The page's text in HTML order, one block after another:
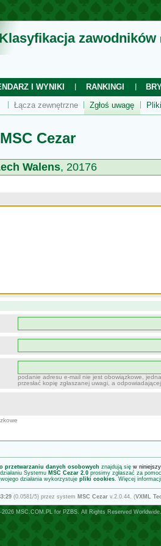
Klasyfikacja zawodników
I WYNIKI RANKINGI
Łącza zewnętrzne Zgłoś uwagę
Cezar
Walens, 20176
podanie adresu e-mail nie jest obowiązkowe,
przesłać kopię zgłaszanej uwagi, a
przetwarzaniu danych osobowych znajdują się w
Systemu MSC Cezar 2.0 prosimy zgłaszać za
działania wykorzystuje pliki cookies. Więcej informacji
(0.0581/5) przez system MSC Cezar v.2.0.44. (VXML
2026 MSC.COM.PLfor PZBS. All Rights Reserved Worldwide.